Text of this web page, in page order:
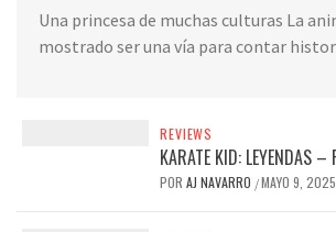
Una princesa de muchas culturas La
mostrado ser una vía para contar
REVIEWS
KARATE KID: LEYENDAS –
POR AJ NAVARRO /MAYO 9, 2025